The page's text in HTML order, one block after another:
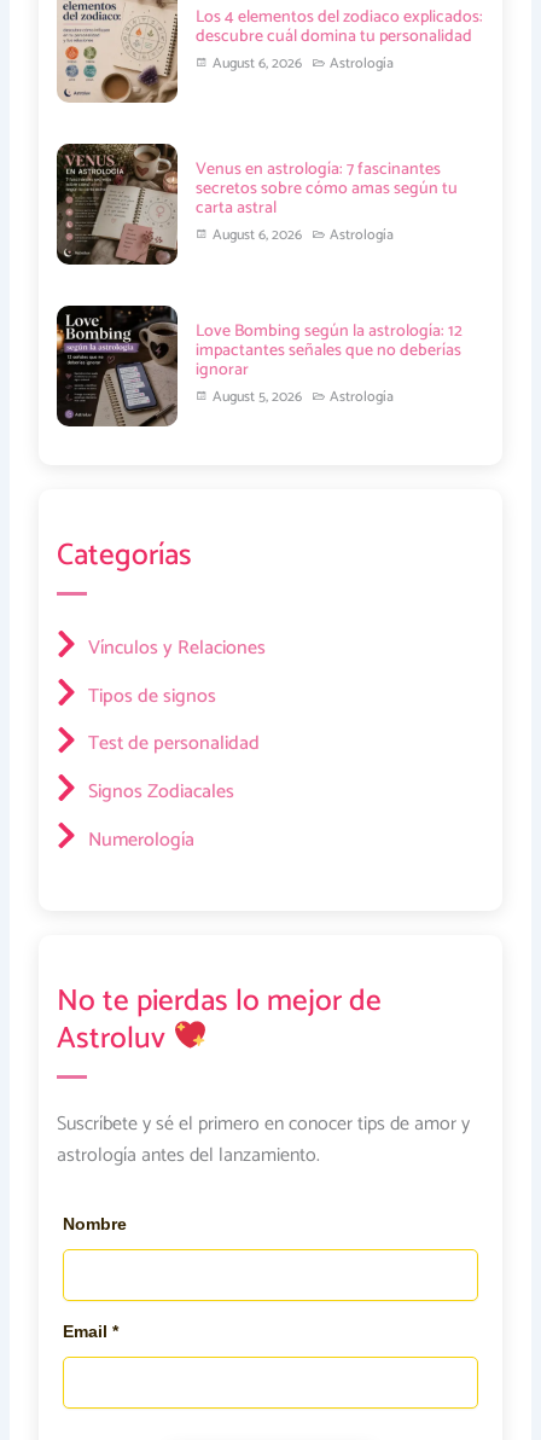
g
h
t
Los 4 elementos del zodiaco explicados:
descubre cuál domina tu personalidad
August 6, 2026 Astrología
Venus en astrología: 7 fascinantes
secretos sobre cómo amas según tu
carta astral
August 6, 2026 Astrología
Love Bombing según la astrología: 12
impactantes señales que no deberías
ignorar
August 5, 2026 Astrología
Categorías
Vínculos y Relaciones
Tipos de signos
Test de personalidad
Signos Zodiacales
Numerología
No te pierdas lo mejor de
Astroluv
Suscríbete y sé el primero en conocer tips de amor y
astrología antes del lanzamiento.
Nombre
Email *